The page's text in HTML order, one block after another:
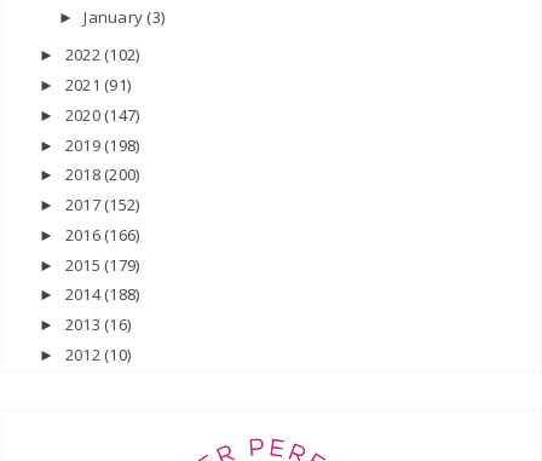
►January (3)
► 2022 (102)
► 2021 (91)
► 2020 (147)
► 2019 (198)
► 2018 (200)
► 2017 (152)
► 2016 (166)
► 2015 (179)
► 2014(188)
► 2013 (16)
► 2012 (10)